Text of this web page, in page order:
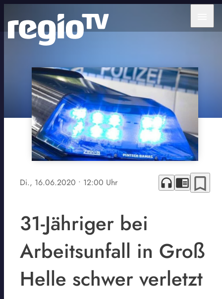
Di., 16.06.2020 • 12:00 Uhr headphones chrome_reader_mode bookmark_border
31-Jähriger bei
Arbeitsunfall in Groß
Helle schwer verletzt